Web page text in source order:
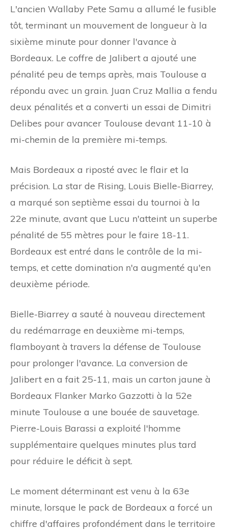
L'ancien Wallaby Pete Samu a allumé le fusible
tôt, terminant un mouvement de longueur à la
sixième minute pour donner l'avance à
Bordeaux. Le coffre de Jalibert a ajouté une
pénalité peu de temps après, mais Toulouse a
répondu avec un grain. Juan Cruz Mallia a fendu
deux pénalités et a converti un essai de Dimitri
Delibes pour avancer Toulouse devant 11-10 à
mi-chemin de la première mi-temps.
Mais Bordeaux a riposté avec le flair et la
précision. La star de Rising, Louis Bielle-Biarrey,
a marqué son septième essai du tournoi à la
22e minute, avant que Lucu n'atteint un superbe
pénalité de 55 mètres pour le faire 18-11.
Bordeaux est entré dans le contrôle de la mi-
temps, et cette domination n'a augmenté qu'en
deuxième période.
Bielle-Biarrey a sauté à nouveau directement
du redémarrage en deuxième mi-temps,
flamboyant à travers la défense de Toulouse
pour prolonger l'avance. La conversion de
Jalibert en a fait 25-11, mais un carton jaune à
Bordeaux Flanker Marko Gazzotti à la 52e
minute Toulouse a une bouée de sauvetage.
Pierre-Louis Barassi a exploité l'homme
supplémentaire quelques minutes plus tard
pour réduire le déficit à sept.
Le moment déterminant est venu à la 63e
minute, lorsque le pack de Bordeaux a forcé un
chiffre d'affaires profondément dans le territoire